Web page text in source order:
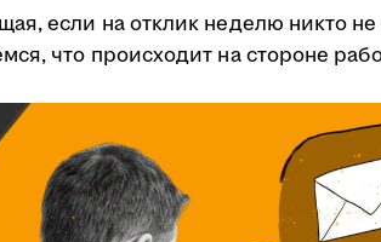
если на отклик неделю никто
что происходит на стороне